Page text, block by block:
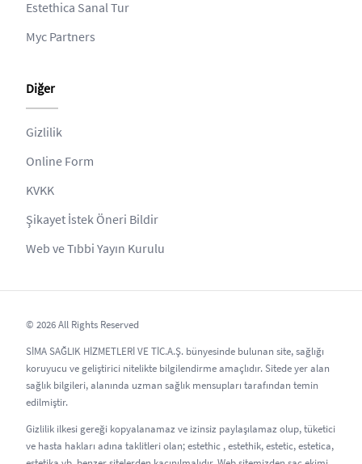
Estethica Sanal Tur
Myc Partners
Diğer
Gizlilik
Online Form
KVKK
Şikayet İstek Öneri Bildir
Web ve Tıbbi Yayın Kurulu
© 2026 All Rights Reserved
SİMA SAĞLIK HİZMETLERİ VE TİC.A.Ş. bünyesinde bulunan site, sağlığı
koruyucu ve geliştirici nitelikte bilgilendirme amaçlıdır. Sitede yer alan
sağlık bilgileri, alanında uzman sağlık mensupları tarafından temin
edilmiştir.
Gizlilik ilkesi gereği kopyalanamaz ve izinsiz paylaşılamaz olup, tüketici
ve hasta hakları adına taklitleri olan; estethic , estethik, estetic, estetica,